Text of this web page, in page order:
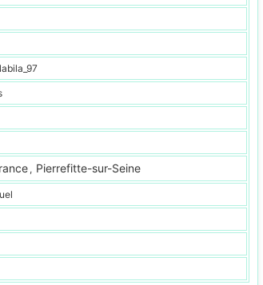
, Pierrefitte-sur-Seine